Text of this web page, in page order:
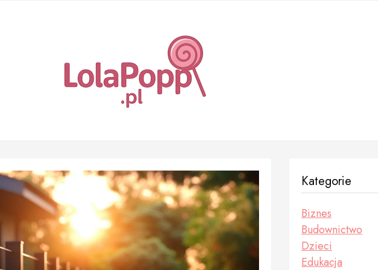
Kategorie
Biznes
Budownictwo
Dzieci
Edukacja